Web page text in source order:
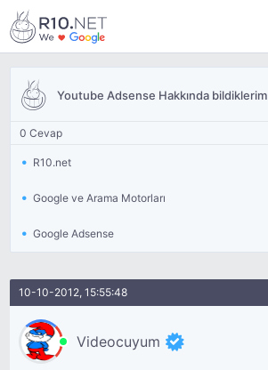
Youtube Adsense Hakkında bildiklerim
0 Cevap
R10.net
Google ve Arama Motorları
Google Adsense
10-10-2012, 15:55:48
Videocuyum